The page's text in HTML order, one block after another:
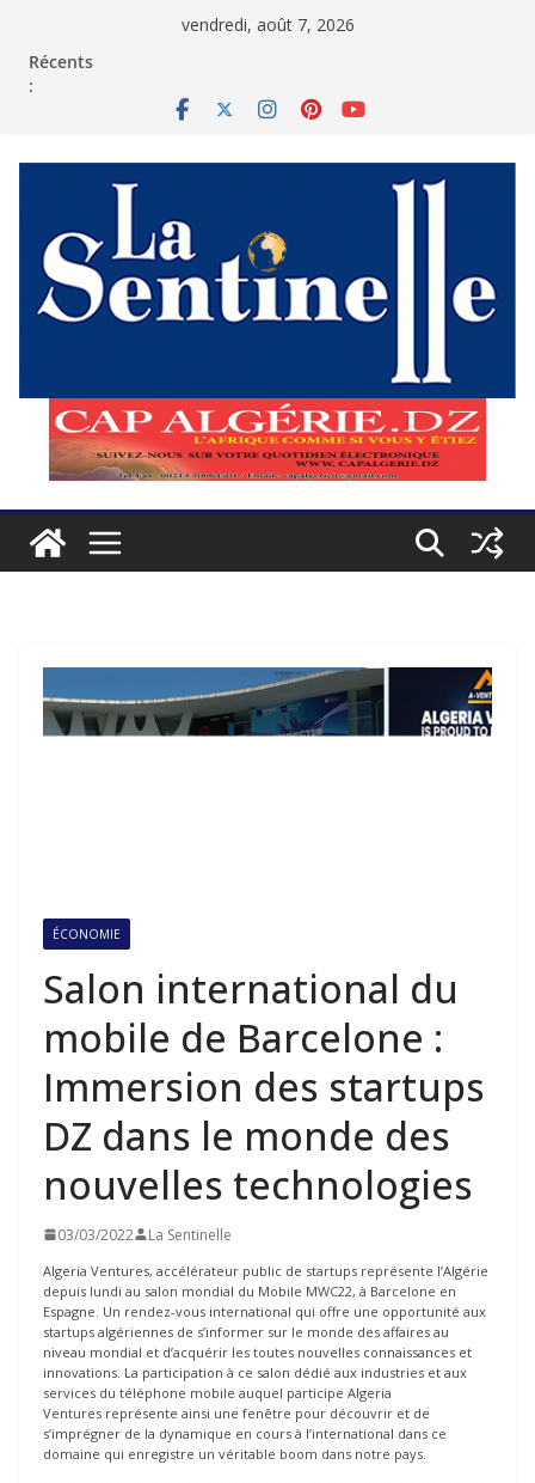
vendredi, août 7, 2026
Récents
:
ÉCONOMIE
Salon international du
mobile de Barcelone :
Immersion des startups
DZ dans le monde des
nouvelles technologies
03/03/2022 La Sentinelle
Algeria Ventures, accélérateur public de startups représente l’Algérie
depuis lundi au salon mondial du Mobile MWC22, à Barcelone en
Espagne. Un rendez-vous international qui offre une opportunité aux
startups algériennes de s’informer sur le monde des affaires au
niveau mondial et d’acquérir les toutes nouvelles connaissances et
innovations. La participation à ce salon dédié aux industries et aux
services du téléphone mobile auquel participe Algeria
Ventures représente ainsi une fenêtre pour découvrir et de
s’imprégner de la dynamique en cours à l’international dans ce
domaine qui enregistre un véritable boom dans notre pays.